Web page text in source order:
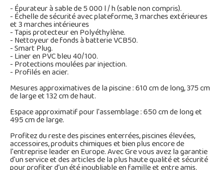
- Épurateur à sable de 5 000 l / h (sable non compris).
- Échelle de sécurité avec plateforme, 3 marches extérieures
et 3 marches intérieures
- Tapis protecteur en Polyéthylène.
- Nettoyeur de fonds à batterie VCB50.
- Smart Plug.
- Liner en PVC bleu 40/100.
- Protections moulées par injection.
- Profilés en acier.
Mesures approximatives de la piscine : 610 cm de long, 375 cm
de large et 132 cm de haut.
Espace approximatif pour l'assemblage : 650 cm de long et
495 cm de large.
Profitez du reste des piscines enterrées, piscines élevées,
accessoires, produits chimiques et bien plus encore de
l'entreprise leader en Europe. Avec Gre vous avez la garantie
d'un service et des articles de la plus haute qualité et sécurité